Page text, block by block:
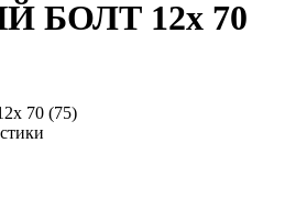
БОЛТ 12х 70